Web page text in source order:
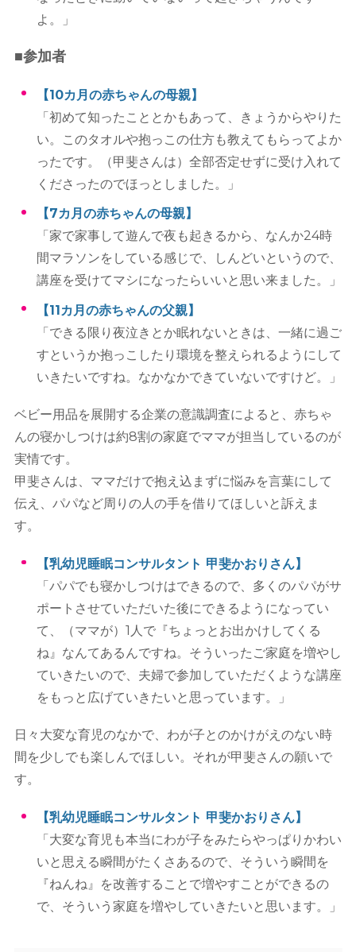
よ。」
■参加者
【10カ月の赤ちゃんの母親】
「初めて知ったこととかもあって、きょうからやりた
い。このタオルや抱っこの仕方も教えてもらってよか
ったです。（甲斐さんは）全部否定せずに受け入れて
くださったのでほっとしました。」
【7カ月の赤ちゃんの母親】
「家で家事して遊んで夜も起きるから、なんか24時
間マラソンをしている感じで、しんどいというので、
講座を受けてマシになったらいいと思い来ました。」
【11カ月の赤ちゃんの父親】
「できる限り夜泣きとか眠れないときは、一緒に過ご
すというか抱っこしたり環境を整えられるようにして
いきたいですね。なかなかできていないですけど。」
ベビー用品を展開する企業の意識調査によると、赤ちゃ
んの寝かしつけは約8割の家庭でママが担当しているのが
実情です。
甲斐さんは、ママだけで抱え込まずに悩みを言葉にして
伝え、パパなど周りの人の手を借りてほしいと訴えま
す。
【乳幼児睡眠コンサルタント 甲斐かおりさん】
「パパでも寝かしつけはできるので、多くのパパがサ
ポートさせていただいた後にできるようになってい
て、（ママが）1人で『ちょっとお出かけしてくる
ね』なんてあるんですね。そういったご家庭を増やし
ていきたいので、夫婦で参加していただくような講座
をもっと広げていきたいと思っています。」
日々大変な育児のなかで、わが子とのかけがえのない時
間を少しでも楽しんでほしい。それが甲斐さんの願いで
す。
【乳幼児睡眠コンサルタント 甲斐かおりさん】
「大変な育児も本当にわが子をみたらやっぱりかわい
いと思える瞬間がたくさあるので、そういう瞬間を
『ねんね』を改善することで増やすことができるの
で、そういう家庭を増やしていきたいと思います。」